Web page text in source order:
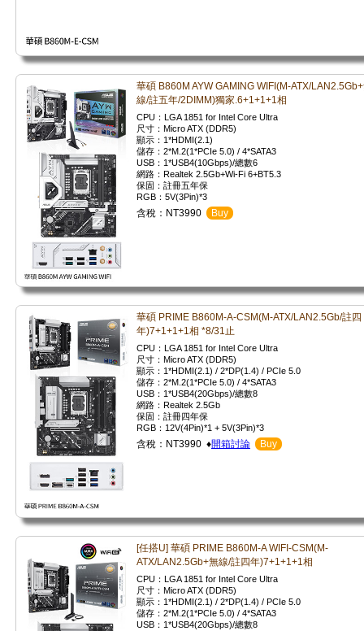
華碩 B860M AYW GAMING WIFI(M-ATX/
線/註五年/2DIMM)獨家.6+1+1+1相
CPU：LGA 1851 for Intel Core Ultra
尺寸：Micro ATX (DDR5)
顯示：1*HDMI(2.1)
儲存：2*M.2(1*PCIe 5.0) / 4*SATA3
USB：1*USB4(10Gbps)/總數6
網路：Realtek 2.5Gb+Wi-Fi 6+BT5.3
保固：註冊五年保
RGB：5V(3Pin)*3
含稅：NT3990 Buy
華碩 PRIME B860M-A-CSM(M-ATX/LAN2.5Gb/註四
年)7+1+1+1相 *8/31止
CPU：LGA 1851 for Intel Core Ultra
尺寸：Micro ATX (DDR5)
顯示：1*HDMI(2.1) / 2*DP(1.4) / PCIe 5.0
儲存：2*M.2(1*PCIe 5.0) / 4*SATA3
USB：1*USB4(20Gbps)/總數8
網路：Realtek 2.5Gb
保固：註冊四年保
RGB：12V(4Pin)*1 + 5V(3Pin)*3
含稅：NT3990 ♦開箱討論 Buy
[任搭U] 華碩 PRIME B860M-A WIFI-CSM(M-
ATX/LAN2.5Gb+無線/註四年)7+1+1+1相
CPU：LGA 1851 for Intel Core Ultra
尺寸：Micro ATX (DDR5)
顯示：1*HDMI(2.1) / 2*DP(1.4) / PCIe 5.0
儲存：2*M.2(1*PCIe 5.0) / 4*SATA3
USB：1*USB4(20Gbps)/總數8